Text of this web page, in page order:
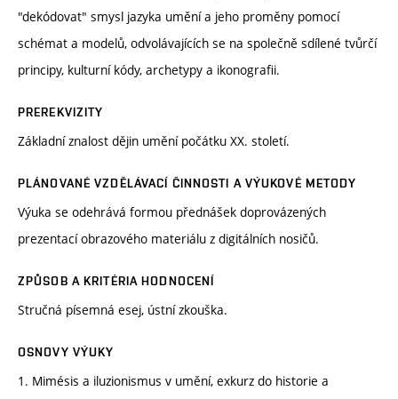
"dekódovat" smysl jazyka umění a jeho proměny pomocí
schémat a modelů, odvolávajících se na společně sdílené tvůrčí
principy, kulturní kódy, archetypy a ikonografii.
PREREKVIZITY
Základní znalost dějin umění počátku XX. století.
PLÁNOVANÉ VZDĚLÁVACÍ ČINNOSTI A VÝUKOVÉ METODY
Výuka se odehrává formou přednášek doprovázených
prezentací obrazového materiálu z digitálních nosičů.
ZPŮSOB A KRITÉRIA HODNOCENÍ
Stručná písemná esej, ústní zkouška.
OSNOVY VÝUKY
1. Mimésis a iluzionismus v umění, exkurz do historie a